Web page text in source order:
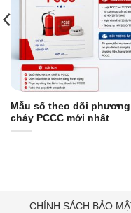
Mẫu sổ theo dõi
cháy PCCC mới nhất
CHÍNH SÁCH BẢO